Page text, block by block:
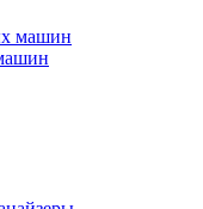
машин